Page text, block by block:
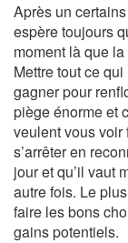
Après un
espère toujours
moment là que
Mettre tout ce
gagner pour
piège énorme et
veulent vous voir
s’arrêter en
jour et qu’il vaut
autre fois. Le
faire les bons
gains potentiels.